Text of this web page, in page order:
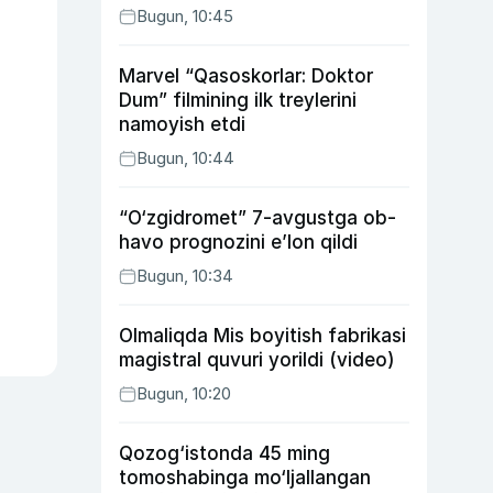
Bugun, 10:45
Marvel “Qasoskorlar: Doktor
Dum” filmining ilk treylerini
namoyish etdi
Bugun, 10:44
“O‘zgidromet” 7-avgustga ob-
havo prognozini e’lon qildi
Bugun, 10:34
Olmaliqda Mis boyitish fabrikasi
magistral quvuri yorildi (video)
Bugun, 10:20
Qozog‘istonda 45 ming
tomoshabinga mo‘ljallangan